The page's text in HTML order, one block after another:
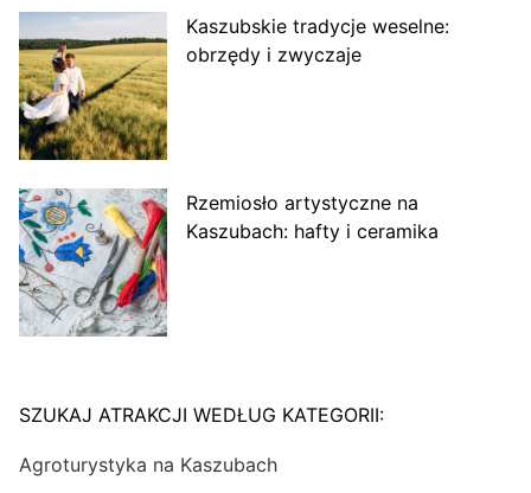
Kaszubskie tradycje weselne:
obrzędy i zwyczaje
Rzemiosło artystyczne na
Kaszubach: hafty i ceramika
SZUKAJ ATRAKCJI WEDŁUG KATEGORII:
Agroturystyka na Kaszubach